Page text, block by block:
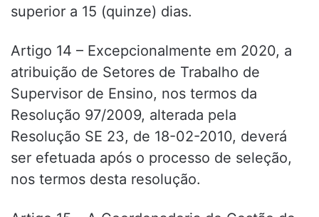
superior a 15 (quinze) dias.
Artigo 14 – Excepcionalmente em 2020, a
atribuição de Setores de Trabalho de
Supervisor de Ensino, nos termos da
Resolução 97/2009, alterada pela
Resolução SE 23, de 18-02-2010, deverá
ser efetuada após o processo de seleção,
nos termos desta resolução.